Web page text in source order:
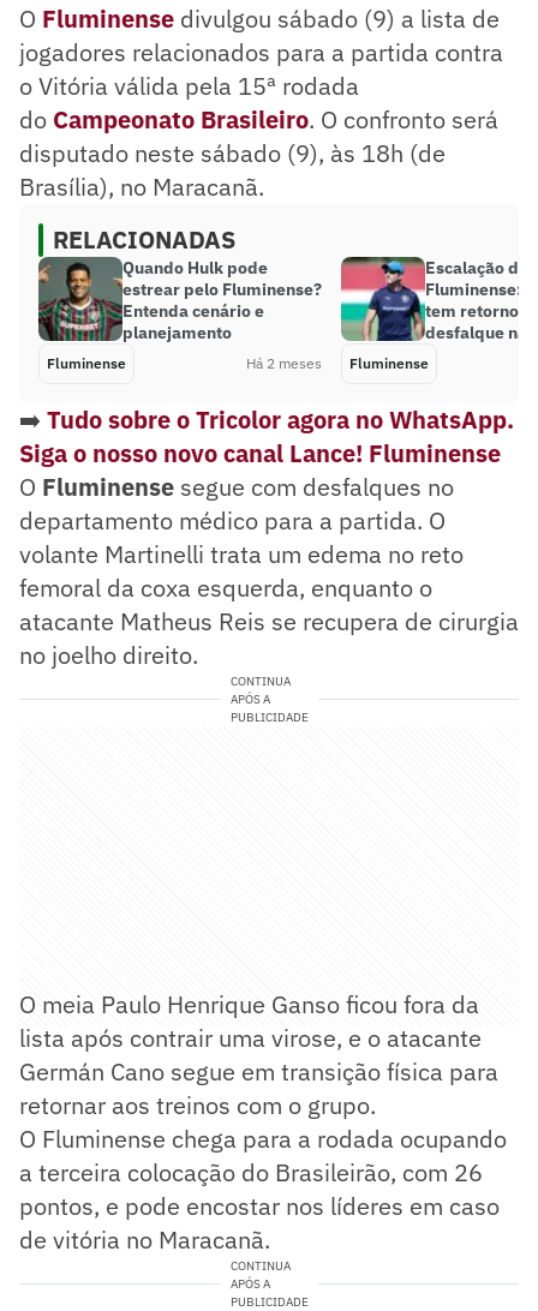
O Fluminense divulgou sábado (9) a lista de
jogadores relacionados para a partida contra
o Vitória válida pela 15ª rodada
do Campeonato Brasileiro. O confronto será
disputado neste sábado (9), às 18h (de
Brasília), no Maracanã.
RELACIONADAS
Quando Hulk pode
estrear pelo Fluminense?
Entenda cenário e
planejamento
Fluminense Há 2 meses
Escalação do
Fluminense:
tem retorno
desfalque na
Fluminense
➡️ Tudo sobre o Tricolor agora no WhatsApp.
Siga o nosso novo canal Lance! Fluminense
O Fluminense segue com desfalques no
departamento médico para a partida. O
volante Martinelli trata um edema no reto
femoral da coxa esquerda, enquanto o
atacante Matheus Reis se recupera de cirurgia
no joelho direito.
CONTINUA
APÓS A
PUBLICIDADE
O meia Paulo Henrique Ganso ficou fora da
lista após contrair uma virose, e o atacante
Germán Cano segue em transição física para
retornar aos treinos com o grupo.
O Fluminense chega para a rodada ocupando
a terceira colocação do Brasileirão, com 26
pontos, e pode encostar nos líderes em caso
de vitória no Maracanã.
CONTINUA
APÓS A
PUBLICIDADE